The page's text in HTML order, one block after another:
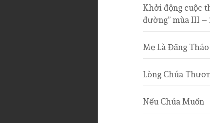
Khởi động cuộc
đường” mùa III –
Mẹ Là Đấng
Lòng Chúa
Nếu Chúa Muốn